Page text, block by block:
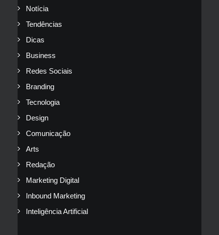
Notícia
Tendências
Dicas
Business
Redes Sociais
Branding
Tecnologia
Design
Comunicação
Arts
Redação
Marketing Digital
Inbound Marketing
Inteligência Artificial